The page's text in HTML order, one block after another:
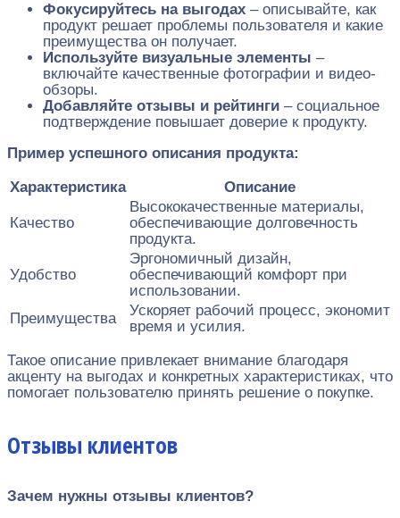
Фокусируйтесь на выгодах – описывайте, как
продукт решает проблемы пользователя и какие
преимущества он получает.
Используйте визуальные элементы –
включайте качественные фотографии и видео-
обзоры.
Добавляйте отзывы и рейтинги – социальное
подтверждение повышает доверие к продукту.
Пример успешного описания продукта:
Характеристика
Описание
Качество
Высококачественные материалы,
обеспечивающие долговечность
продукта.
Удобство
Эргономичный дизайн,
обеспечивающий комфорт при
использовании.
Преимущества
Ускоряет рабочий процесс, экономит
время и усилия.
Такое описание привлекает внимание благодаря
акценту на выгодах и конкретных характеристиках, что
помогает пользователю принять решение о покупке.
Отзывы клиентов
Зачем нужны отзывы клиентов?